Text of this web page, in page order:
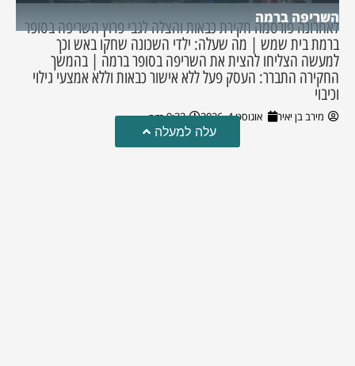
השריפה ברמה
לאחרונה פורסמה חקירת כבאות והצלה לגבי פרוץ השריפה בסופר
ברמת בית שמש | מה שעלה: ילדי השכונה שחקו באש וכך
למעשה הצליחו להצית את השריפה בסופר ברמה | בהמשך
החקירה התברר: העסק פעל ללא אישור כבאות וללא אמצעי גילוי
וכיבוי
מירב בן יאיר אוגוסט 4, 2026 9:33 pm
עלה למעלה